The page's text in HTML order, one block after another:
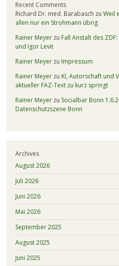
Recent Comments
Richard Dr. med. Barabasch zu Weil
allen nur ein Strohmann übrig
Rainer Meyerzu Fall Anstalt des
und Igor Levit
Rainer Meyerzu Impressum
Rainer Meyerzu KI, Autorschaft und
aktueller FAZ-Text zu kurz springt
Rainer Meyerzu Socialbar Bonn
Datenschutzszene Bonn
Archives
August 2026
Juli 2026
Juni 2026
Mai 2026
September 2025
August 2025
Juni 2025